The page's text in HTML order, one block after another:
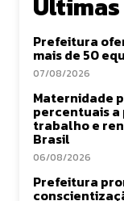
Prefeitura
mais de 50
07/08/2026
Maternidade
percentuais
trabalho e
Brasil
06/08/2026
Prefeitura